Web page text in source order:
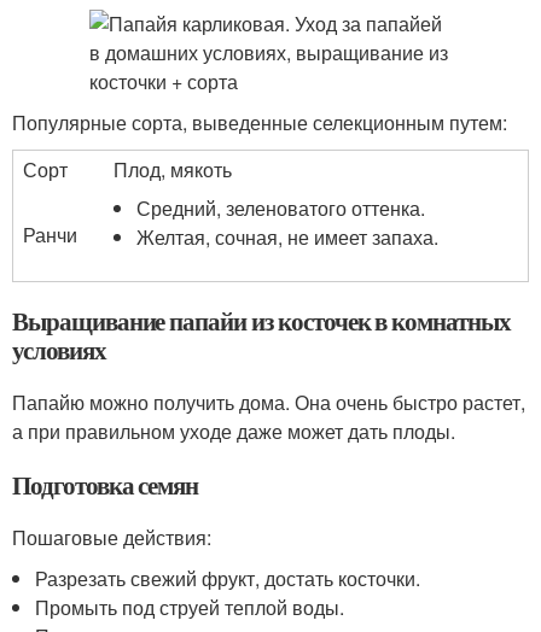
Популярные сорта, выведенные селекционным путем:
Сорт
Плод, мякоть
Ранчи
Средний, зеленоватого оттенка.
Желтая, сочная, не имеет запаха.
Выращивание папайи из косточек в комнатных
условиях
Папайю можно получить дома. Она очень быстро растет,
а при правильном уходе даже может дать плоды.
Подготовка семян
Пошаговые действия:
Разрезать свежий фрукт, достать косточки.
Промыть под струей теплой воды.